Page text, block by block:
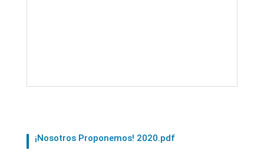
¡Nosotros Proponemos! 2020.pdf